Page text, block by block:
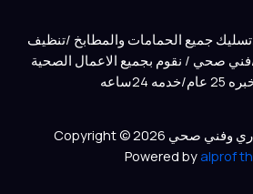
جميع الحمامات والمطابخ /تنظيف
صحي / نقوم بجميع الاعمال الصحية
24ساعه
Copyright © 2026 شركة تسليك مجاري وفني صحي |
Powered byalprof